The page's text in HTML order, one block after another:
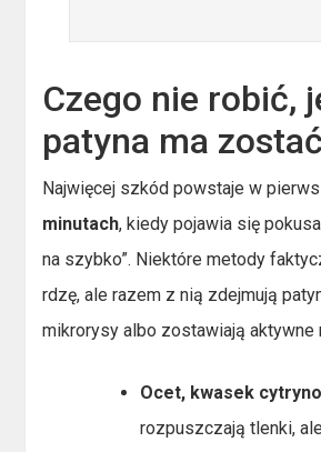
Czego nie robić,
patyna ma zostać
Najwięcej szkód powstaje w
minutach, kiedy pojawia się
na szybko”. Niektóre metody
rdzę, ale razem z nią zdejmują
mikrorysy albo zostawiają aktywne
Ocet, kwasek
rozpuszczają tlenki,